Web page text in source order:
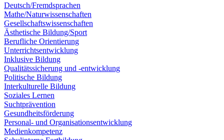
Deutsch/Fremdsprachen
Mathe/Naturwissenschaften
Gesellschaftswissenschaften
Ästhetische Bildung/Sport
Berufliche Orientierung
Unterrichtsentwicklung
Inklusive Bildung
Qualitätssicherung und -entwicklung
Politische Bildung
Interkulturelle Bildung
Soziales Lernen
Suchtprävention
Gesundheitsförderung
Personal- und Organisationsentwicklung
Medienkompetenz